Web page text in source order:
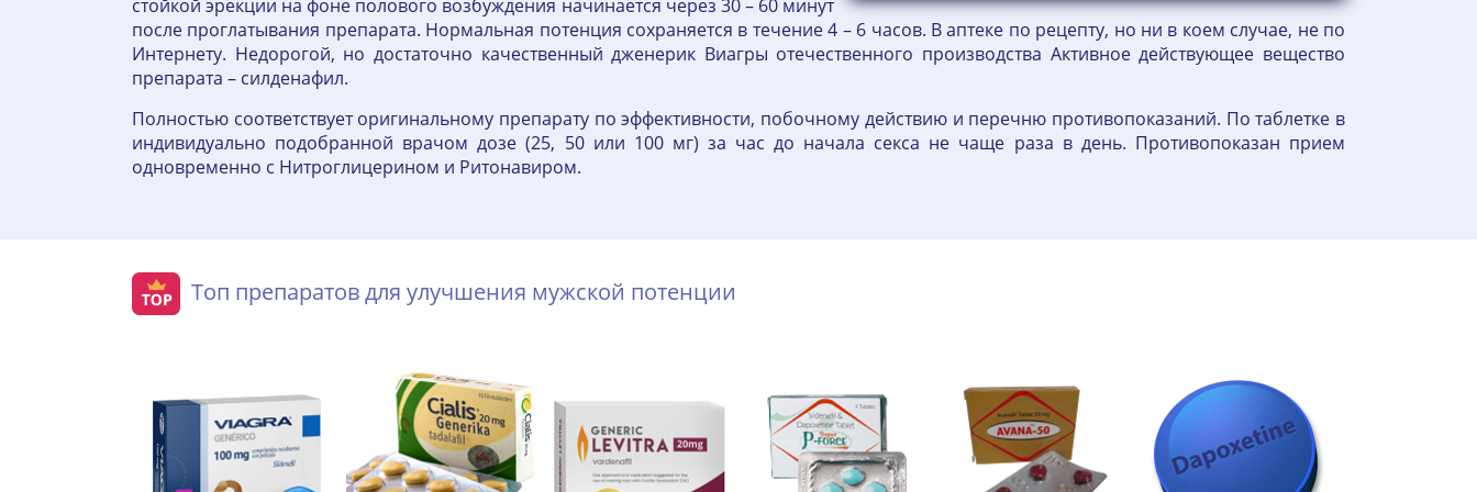
стойкой эрекции на фоне полового возбуждения начинается через 30 – 60 минут
после проглатывания препарата. Нормальная потенция сохраняется в течение 4 – 6 часов. В аптеке по рецепту, но ни в коем случае, не по
Интернету. Недорогой, но достаточно качественный дженерик Виагры отечественного производства Активное действующее вещество
препарата – силденафил.
Полностью соответствует оригинальному препарату по эффективности, побочному действию и перечню противопоказаний. По таблетке в
индивидуально подобранной врачом дозе (25, 50 или 100 мг) за час до начала секса не чаще раза в день. Противопоказан прием
одновременно с Нитроглицерином и Ритонавиром.
Топ препаратов для улучшения мужской потенции